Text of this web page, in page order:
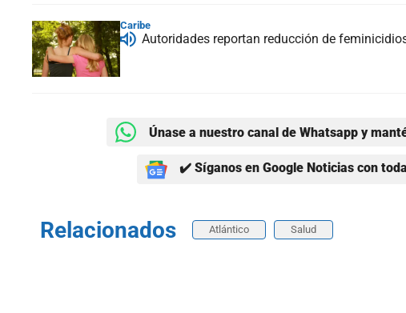
Caribe
Autoridades reportan reducción de
Únase a nuestro canal de Whatsapp y
✔️ Síganos en Google Noticias con
Relacionados Atlántico Salud